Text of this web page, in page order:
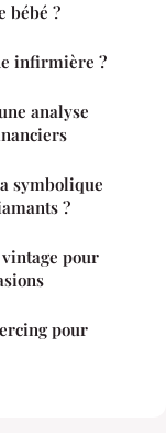
bébé ?
infirmière ?
analyse
symbolique
?
pour
pour